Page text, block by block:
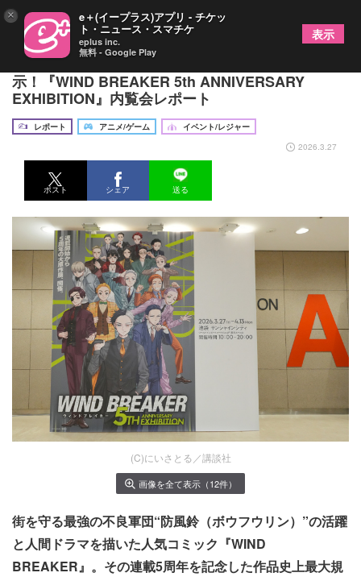
連載5周年！ボウフウリンの熱い5年間の集大成を展
示！『WIND BREAKER 5th ANNIVERSARY
EXHIBITION』内覧会レポート
レポート アニメ/ゲーム
イベント/レジャー
2026.3.27
ポスト シェア 送る
(C)にいさとる／講談社
画像を全て表示（12件）
街を守る最強の不良軍団“防風鈴（ボウフウリン）”の活躍
と人間ドラマを描いた人気コミック『WIND
BREAKER』。その連載5周年を記念した作品史上最大規
× e＋(イープラス)アプリ - チケッ
ト・ニュース・スマチケ
eplus inc.
無料 - Google Play
表示